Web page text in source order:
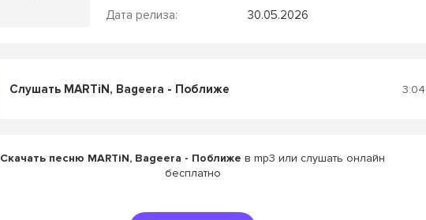
Дата релиза:
30.05.2026
Слушать MARTiN, Bageera - Поближе 3:04
Скачать песню MARTiN, Bageera - Поближе в mp3 или слушать онлайн
бесплатно